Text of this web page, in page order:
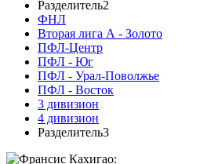
Разделитель2
ФНЛ
Вторая лига А - Золото
ПФЛ-Центр
ПФЛ - Юг
ПФЛ - Урал-Поволжье
ПФЛ - Восток
3 дивизион
4 дивизион
Разделитель3